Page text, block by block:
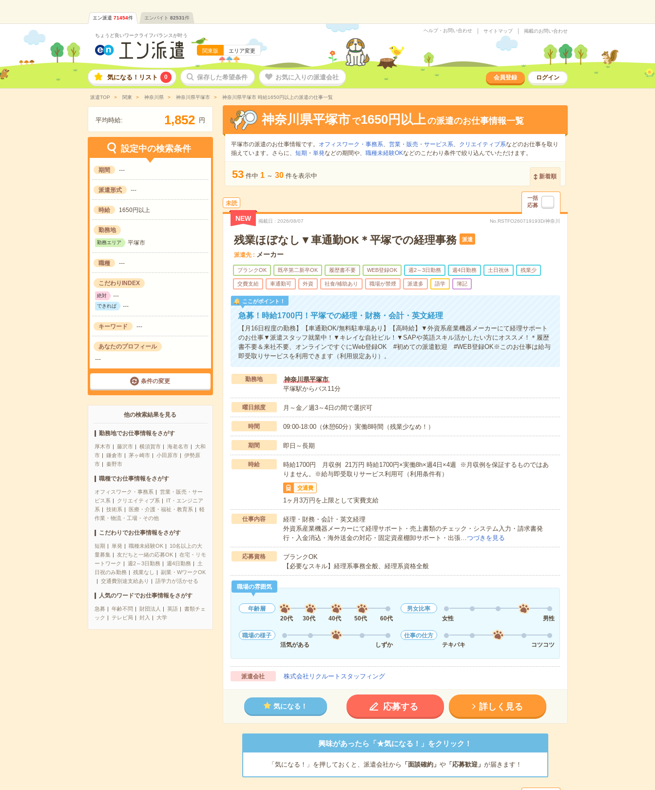
エン派遣 71454件 エンバイト 82531件
ちょうど良いワークライフバランスが叶う
関東版 エリア変更
ヘルプ・お問い合わせ サイトマップ 掲載のお問い合わせ
気になる！リスト 0 保存した希望条件 お気に入りの派遣会社 会員登録 ログイン
派遣TOP 関東 神奈川県 神奈川県平塚市 神奈川県平塚市 時給1650円以上の派遣の仕事一覧
平均時給: 1,852 円
設定中の検索条件
期間 ---
派遣形式 ---
時給 1650円以上
勤務地
勤務エリア 平塚市
職種 ---
こだわりINDEX
絶対 ---
できれば ---
キーワード ---
あなたのプロフィール
---
条件の変更
他の検索結果を見る
勤務地でお仕事情報をさがす
厚木市 藤沢市 横須賀市 海老名市
大和
市
鎌倉市 茅ヶ崎市 小田原市
伊勢原
市
秦野市
職種でお仕事情報をさがす
オフィスワーク・事務系
営業・販売・サー
ビス系
クリエイティブ系
IT・エンジニア
系
技術系 医療・介護・福祉・教育系
軽
作業・物流・工場・その他
こだわりでお仕事情報をさがす
短期 単発 職種未経験OK
10名以上の大
量募集
友だちと一緒の応募OK
在宅・リモ
ートワーク
週2～3日勤務 週4日勤務
土
日祝のみ勤務
残業なし
副業・WワークOK
交通費別途支給あり
語学力が活かせる
人気のワードでお仕事情報をさがす
急募 年齢不問 財団法人 英語
書類チェ
ック
テレビ局 封入 大学
神奈川県平塚市 で1650円以上の派遣のお仕事情報一覧
平塚市の派遣のお仕事情報です。 オフィスワーク・事務系、 営業・販売・サービス系、 クリエイティブ系などのお仕事を取り
揃えています。さらに、 短期 ・ 単発などの期間や、 職種未経験OKなどのこだわり条件で絞り込んでいただけます。
53 件中 1 ～ 30 件を表示中 新着順
未読
一括
応募
NEW 掲載日 2026/08/07 No.RSTFO260719193D/神奈川
残業ほぼなし▼車通勤OK＊平塚での経理事務 派遣
派遣先 メーカー
ブランクOK 既卒第二新卒OK 履歴書不要 WEB登録OK 週2～3日勤務 週4日勤務 土日祝休 残業少
交費支給 車通勤可 外資 社食/補助あり 職場が禁煙 派遣多 語学 簿記
ここがポイント！
急募！時給1700円！平塚での経理・財務・会計・英文経理
【月16日程度の勤務】【車通勤OK/無料駐車場あり】【高時給】▼外資系産業機器メーカーにて経理サポート
のお仕事▼派遣スタッフ就業中！▼キレイな自社ビル！▼SAPや英語スキル活かしたい方にオススメ！＊履歴
書不要＆来社不要、オンラインですぐにWeb登録OK #初めての派遣歓迎 #WEB登録OK※このお仕事は給与
即受取りサービスを利用できます（利用規定あり）。
勤務地
神奈川県平塚市
平塚駅からバス11分
曜日頻度 月～金／週3～4日の間で選択可
時間 09:00-18:00（休憩60分）実働8時間（残業少なめ！）
期間 即日～長期
時給
時給1700円 月収例 21万円 時給1700円×実働8h×週4日×4週 ※月収例を保証するものではあ
りません。※給与即受取りサービス利用可（利用条件有）
交通費
1ヶ月3万円を上限として実費支給
仕事内容
経理・財務・会計・英文経理
外資系産業機器メーカーにて経理サポート・売上書類のチェック・システム入力・請求書発
行・入金消込・海外送金の対応・固定資産棚卸サポート・出張…つづきを見る
応募資格
ブランクOK
【必要なスキル】経理系事務全般、経理系資格全般
職場の雰囲気
年齢層
20代
30代 40代 50代 60代
男女比率
女性
男性
職場の様子
活気がある
しずか
仕事の仕方
テキパキ
コツコツ
派遣会社 株式会社リクルートスタッフィング
気になる！ 応募する 詳しく見る
興味があったら「★気になる！」をクリック！
「気になる！」を押しておくと、派遣会社から 「面談確約」 や「応募歓迎」 が届きます！